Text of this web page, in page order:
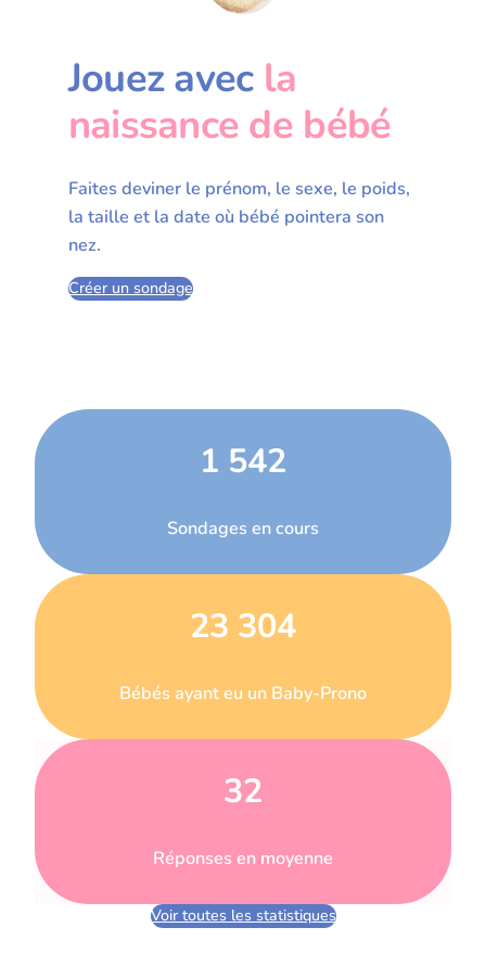
Jouez avec la
naissance de bébé
Faites deviner le prénom, le sexe, le poids,
la taille et la date où bébé pointera son
nez.
Créer un sondage
1 542
Sondages en cours
23 304
Bébés ayant eu un Baby-Prono
32
Réponses en moyenne
Voir toutes les statistiques